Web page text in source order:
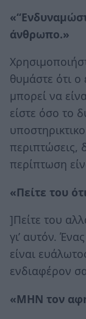
άνθρωπο.»
θυμάστε ότι
μπορεί να
είστε όσο το
περιπτώσεις,
περίπτωση
«Πείτε του
]Πείτε του
γι’ αυτόν.
είναι
ενδιαφέρον
«ΜΗΝ τον